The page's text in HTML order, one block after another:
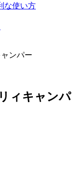
な使い方
ンパー
ィキャンパ